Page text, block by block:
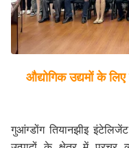
औद्योगिक उद्यमों के लिए
गुआंग्डोंग तियानझीइ